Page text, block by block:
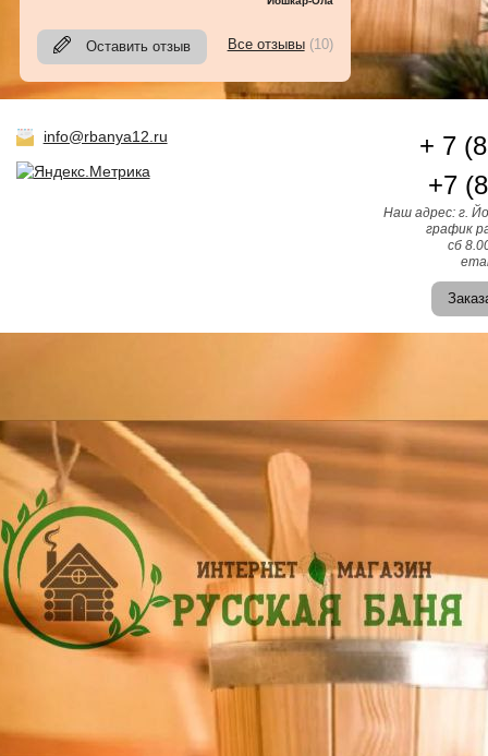
Оставить отзыв Все отзывы(10)
info@rbanya12.ru
+ 7
+7
Наш адрес: г.
график
сб